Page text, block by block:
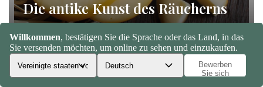
Die antike Kunst des Räucherns
S&M